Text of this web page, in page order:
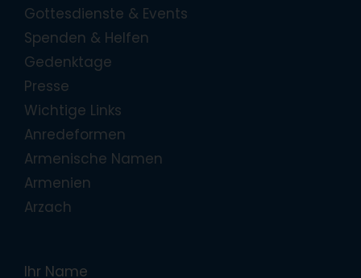
Gottesdienste & Events
Spenden & Helfen
Gedenktage
Presse
Wichtige Links
Anredeformen
Armenische Namen
Armenien
Arzach
Ihr Name